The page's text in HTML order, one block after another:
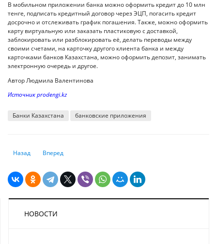
В мобильном приложении банка можно оформить кредит до 10 млн
тенге, подписать кредитный договор через ЭЦП, погасить кредит
досрочно и отслеживать график погашения. Также, можно оформить
карту виртуальную или заказать пластиковую с доставкой,
заблокировать или разблокировать её, делать переводы между
своими счетами, на карточку другого клиента банка и между
карточками банков Казахстана, можно оформить депозит, занимать
электронную очередь и другое.
Автор Людмила Валентинова
Источник prodengi.kz
Банки Казахстана банковские приложения
Предыдущий: Криптстрахование как инструмент защиты: От чего,
Назад Следующий: Как получить помощь из Госфонда
Вперед
НОВОСТИ